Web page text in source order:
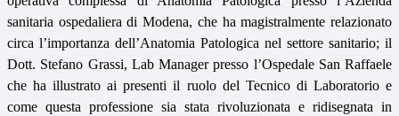
sanitaria ospedaliera di Modena, che ha magistralmente relazionato
circa l’importanza dell’Anatomia Patologica nel settore sanitario; il
Dott. Stefano Grassi, Lab Manager presso l’Ospedale San Raffaele
che ha illustrato ai presenti il ruolo del Tecnico di Laboratorio e
come questa professione sia stata rivoluzionata e ridisegnata in